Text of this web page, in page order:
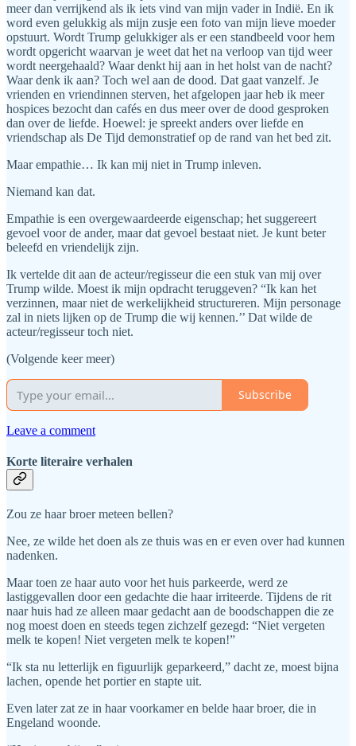
meer dan verrijkend als ik iets vind van mijn vader in Indië. En ik
word even gelukkig als mijn zusje een foto van mijn lieve moeder
opstuurt. Wordt Trump gelukkiger als er een standbeeld voor hem
wordt opgericht waarvan je weet dat het na verloop van tijd weer
wordt neergehaald? Waar denkt hij aan in het holst van de nacht?
Waar denk ik aan? Toch wel aan de dood. Dat gaat vanzelf. Je
vrienden en vriendinnen sterven, het afgelopen jaar heb ik meer
hospices bezocht dan cafés en dus meer over de dood gesproken
dan over de liefde. Hoewel: je spreekt anders over liefde en
vriendschap als De Tijd demonstratief op de rand van het bed zit.
Maar empathie… Ik kan mij niet in Trump inleven.
Niemand kan dat.
Empathie is een overgewaardeerde eigenschap; het suggereert
gevoel voor de ander, maar dat gevoel bestaat niet. Je kunt beter
beleefd en vriendelijk zijn.
Ik vertelde dit aan de acteur/regisseur die een stuk van mij over
Trump wilde. Moest ik mijn opdracht teruggeven? “Ik kan het
verzinnen, maar niet de werkelijkheid structureren. Mijn personage
zal in niets lijken op de Trump die wij kennen.’’ Dat wilde de
acteur/regisseur toch niet.
(Volgende keer meer)
Subscribe
Leave a comment
Korte literaire verhalen
Zou ze haar broer meteen bellen?
Nee, ze wilde het doen als ze thuis was en er even over had kunnen
nadenken.
Maar toen ze haar auto voor het huis parkeerde, werd ze
lastiggevallen door een gedachte die haar irriteerde. Tijdens de rit
naar huis had ze alleen maar gedacht aan de boodschappen die ze
nog moest doen en steeds tegen zichzelf gezegd: “Niet vergeten
melk te kopen! Niet vergeten melk te kopen!”
“Ik sta nu letterlijk en figuurlijk geparkeerd,” dacht ze, moest bijna
lachen, opende het portier en stapte uit.
Even later zat ze in haar voorkamer en belde haar broer, die in
Engeland woonde.